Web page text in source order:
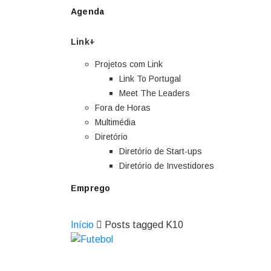
Agenda
Link+
Projetos com Link
Link To Portugal
Meet The Leaders
Fora de Horas
Multimédia
Diretório
Diretório de Start-ups
Diretório de Investidores
Emprego
Início Posts tagged K10